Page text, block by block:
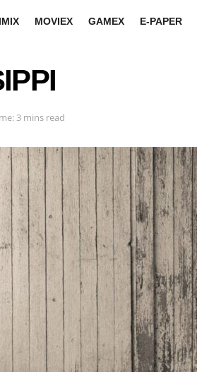
MOVIEX GAMEX E-PAPER
3 mins read